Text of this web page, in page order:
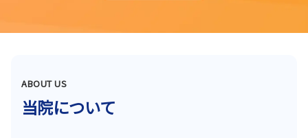
ABOUT US
当院について